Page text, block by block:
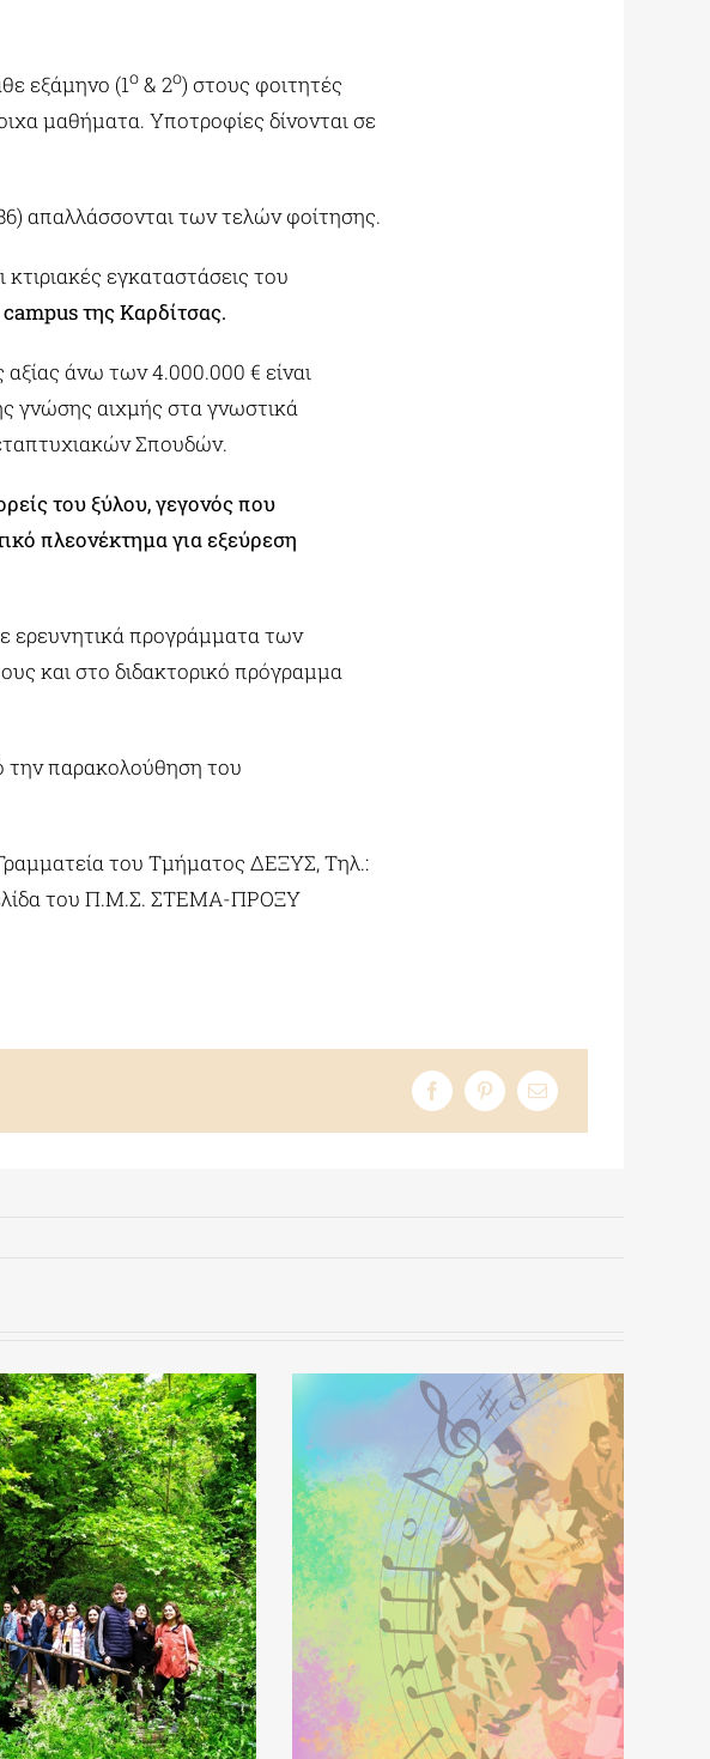
εξάμηνο (1ο& 2ο) στους φοιτητές
μαθήματα. Υποτροφίες δίνονται σε
απαλλάσσονται των τελών φοίτησης.
εγκαταστάσεις του
της Καρδίτσας.
άνω των 4.000.000 € είναι
γνώσης αιχμής στα γνωστικά
Σπουδών.
του ξύλου, γεγονός που
πλεονέκτημα για εξεύρεση
ερευνητικά προγράμματα των
και στο διδακτορικό πρόγραμμα
την παρακολούθηση του
του Τμήματος ΔΕΞΥΣ, Τηλ.:
του Π.Μ.Σ. ΣΤΕΜΑ-ΠΡΟΞΥ